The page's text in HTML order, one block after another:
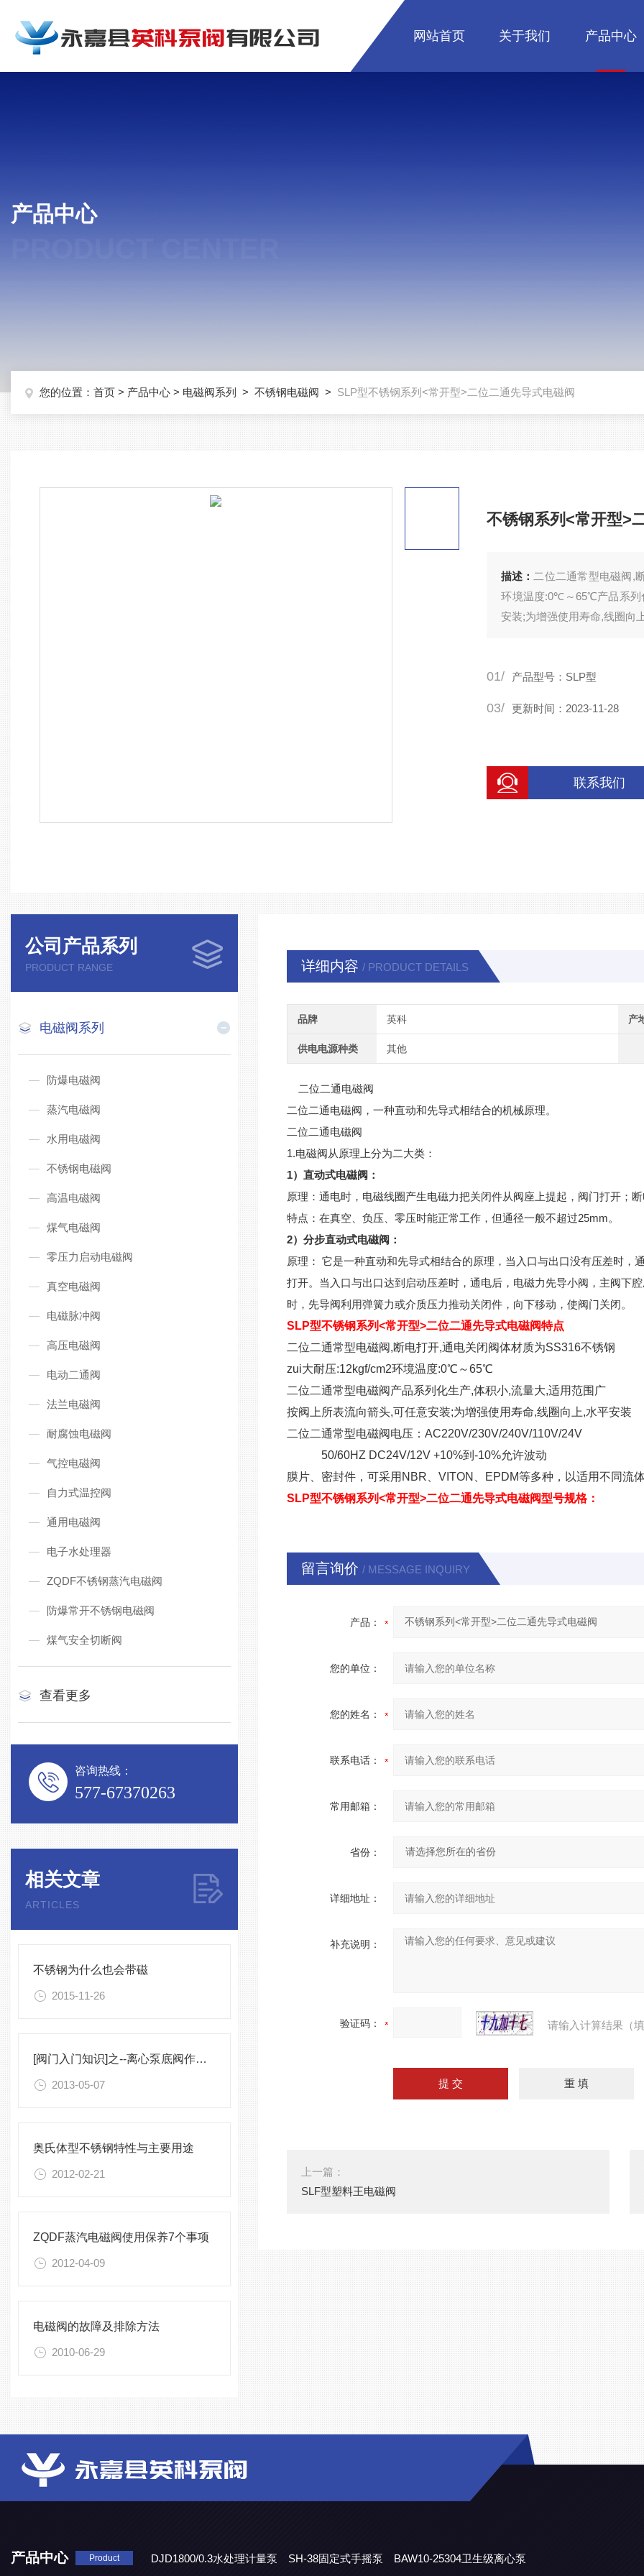
网站首页 关于我们 产品中心
产品中心
您的位置： 首页 > 产品中心 > 电磁阀系列 > 不锈钢电磁阀 > SLP型不锈钢系列<常开型>二位二通先导式电磁阀
不锈钢系列<常开型>
描述： 二位二通常型电磁阀,
环境温度:0℃～65℃产品系列
安装;为增强使用寿命,线圈向
01/ 产品型号：SLP型
03/ 更新时间：2023-11-28
联系我们
公司产品系列
PRODUCT RANGE
电磁阀系列
防爆电磁阀
蒸汽电磁阀
水用电磁阀
不锈钢电磁阀
高温电磁阀
煤气电磁阀
零压力启动电磁阀
真空电磁阀
电磁脉冲阀
高压电磁阀
电动二通阀
法兰电磁阀
耐腐蚀电磁阀
气控电磁阀
自力式温控阀
通用电磁阀
电子水处理器
ZQDF不锈钢蒸汽电磁阀
防爆常开不锈钢电磁阀
煤气安全切断阀
查看更多
咨询热线：
577-67370263
相关文章
ARTICLES
不锈钢为什么也会带磁
2015-11-26
[阀门入门知识]之--离心泵底阀作用简析
2013-05-07
奥氏体型不锈钢特性与主要用途
2012-02-21
ZQDF蒸汽电磁阀使用保养7个事项
2012-04-09
电磁阀的故障及排除方法
2010-06-29
详细内容 / PRODUCT DETAILS
品牌 英科 产
供电电源种类 其他
二位二通电磁阀
二位二通电磁阀，一种直动和先导式相结合的机械原理。
二位二通电磁阀
1.电磁阀从原理上分为二大类：
1）直动式电磁阀：
原理：通电时，电磁线圈产生电磁力把关闭件从阀座上提起，阀门打开；
特点：在真空、负压、零压时能正常工作，但通径一般不超过25mm。
2）分步直动式电磁阀：
原理： 它是一种直动和先导式相结合的原理，当入口与出口没有压差时
打开。当入口与出口达到启动压差时，通电后，电磁力先导小阀，主阀下
时，先导阀利用弹簧力或介质压力推动关闭件，向下移动，使阀门关闭。
SLP型不锈钢系列<常开型>二位二通先导式电磁阀特点
二位二通常型电磁阀,断电打开,通电关闭阀体材质为SS316不锈钢
zui大耐压:12kgf/cm2环境温度:0℃～65℃
二位二通常型电磁阀产品系列化生产,体积小,流量大,适用范围广
按阀上所表流向箭头,可任意安装;为增强使用寿命,线圈向上,水平安装
二位二通常型电磁阀电压：AC220V/230V/240V/110V/24V
50/60HZ DC24V/12V +10%到-10%允许波动
膜片、密封件，可采用NBR、VITON、EPDM等多种，以适用不同流体
SLP型不锈钢系列<常开型>二位二通先导式电磁阀型号规格：
留言询价 / MESSAGE INQUIRY
产品：
您的单位：
您的姓名：
联系电话：
常用邮箱：
省份：
详细地址：
补充说明：
验证码： 请输入计算结果（
上一篇：
SLF型塑料王电磁阀
产品中心 Product DJD1800/0.3水处理计量泵 SH-38固定式手摇泵
BAW10-25304卫生级离心泵